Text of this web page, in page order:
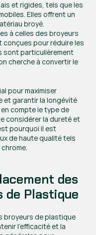
et rigides, tels que les
Elles offrent un
broyé.
à celles des broyeurs
pour réduire les
sont particulièrement
cherche à convertir le
pour maximiser
et garantir la longévité
compte le type de
considérer la dureté et
pourquoi il est
de haute qualité tels
des
de Plastique
broyeurs de plastique
l'efficacité et la